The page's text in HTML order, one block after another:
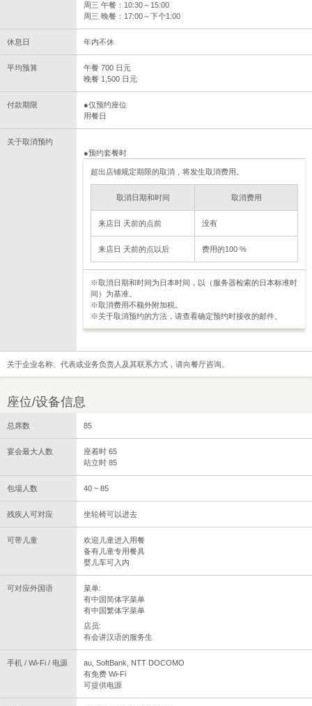
周三 午餐：10:30～15:00
周三 晚餐：17:00～下个1:00
休息日 年内不休
平均预算
午餐 700 日元
晚餐 1,500 日元
付款期限
●仅预约座位
用餐日
关于取消预约
●预约套餐时
超出店铺规定期限的取消，将发生取消费用。
取消日期和时间 取消费用
来店日 天前的点前 没有
来店日 天前的点以后 费用的100 %
※取消日期和时间为日本时间，以（服务器检索的日本标准时
间）为基准。
※取消费用不额外附加税。
※关于取消预约的方法，请查看确定预约时接收的邮件。
关于企业名称、代表或业务负责人及其联系方式，请向餐厅咨询。
座位/设备信息
总席数 85
宴会最大人数
座着时 65
站立时 85
包場人数 40 ~ 85
残疾人可对应 坐轮椅可以进去
可带儿童
欢迎儿童进入用餐
备有儿童专用餐具
婴儿车可入内
可对应外国语
菜单:
有中国简体字菜单
有中国繁体字菜单
店员:
有会讲汉语的服务生
手机 / Wi-Fi / 电源
au, SoftBank, NTT DOCOMO
有免费 Wi-Fi
可提供电源